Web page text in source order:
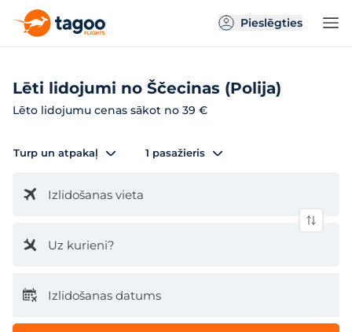
Pieslēgties
Lēti lidojumi no Ščecinas (Polija)
Lēto lidojumu cenas sākot no 39 €
Turp un atpakaļ 1 pasažieris
Izlidošanas vieta
Uz kurieni?
Izlidošanas datums